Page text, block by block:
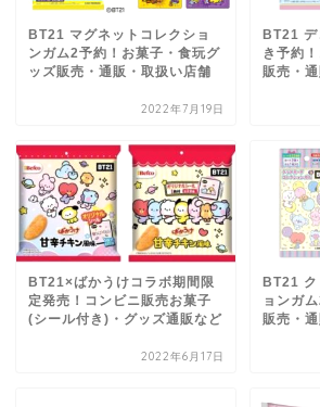
BT21 マグネットコレクショ
ンガム2予約！お菓子・食玩グ
ッズ販売・通販・取扱い店舗
2022年7月19日
BT21
き予約
販売・
BT21×ばかうけコラボ期間限
定発売！コンビニ販売お菓子
(シール付き)・グッズ通販など
2022年6月17日
BT21 ク
ョンガ
販売・